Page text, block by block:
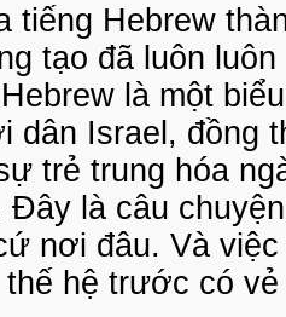
tiếng Hebrew
tạo đã luôn
là một
dân Israel, đồng
trẻ trung hóa
Đây là câu
nơi đâu. Và
hệ trước có